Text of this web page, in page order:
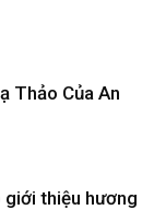
Thảo Của An
giới thiệu hương